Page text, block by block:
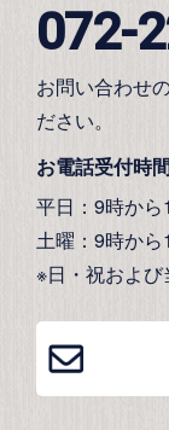
072-
お問い合わせ
ださい。
お電話受付時
平日：9時か
土曜：9時か
※日・祝および